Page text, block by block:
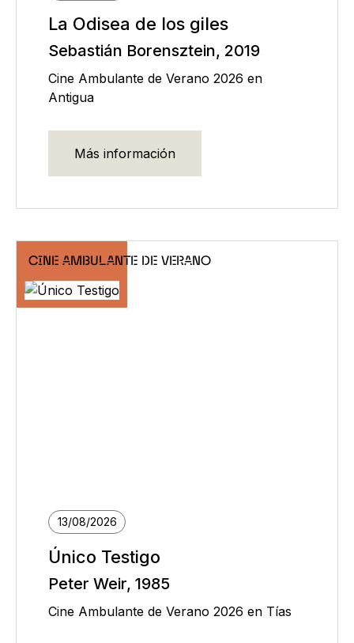
La Odisea de los giles
Sebastián Borensztein, 2019
Cine Ambulante de Verano 2026 en
Antigua
Más información
CINE AMBULANTE DE VERANO
13/08/2026
Único Testigo
Peter Weir, 1985
Cine Ambulante de Verano 2026 en Tías